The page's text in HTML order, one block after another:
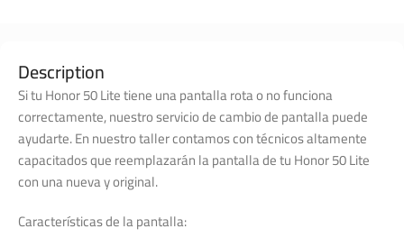
Description
Si tu Honor 50 Lite tiene una pantalla rota o no funciona
correctamente, nuestro servicio de cambio de pantalla puede
ayudarte. En nuestro taller contamos con técnicos altamente
capacitados que reemplazarán la pantalla de tu Honor 50 Lite
con una nueva y original.
Características de la pantalla: